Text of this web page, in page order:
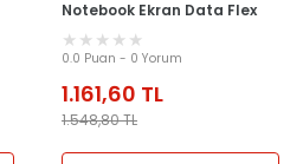
Notebook Ekran Data Flex
Kablosu
0.0 Puan - 0 Yorum
1.161,60 TL
1.548,80TL